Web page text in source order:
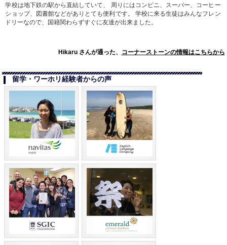
学校は地下鉄の駅から直結していて、 周りにはコンビニ、スーパー、コーヒー
ショップ、図書館などがありとても便利です。 学校に来る生徒はみんなフレン
ドリーなので、国籍関わらずすぐに友達が出来ました。
Hikaru さんが通った、 コーナーストーンの情報はこちらから
留学・ワーホリ経験者からの声